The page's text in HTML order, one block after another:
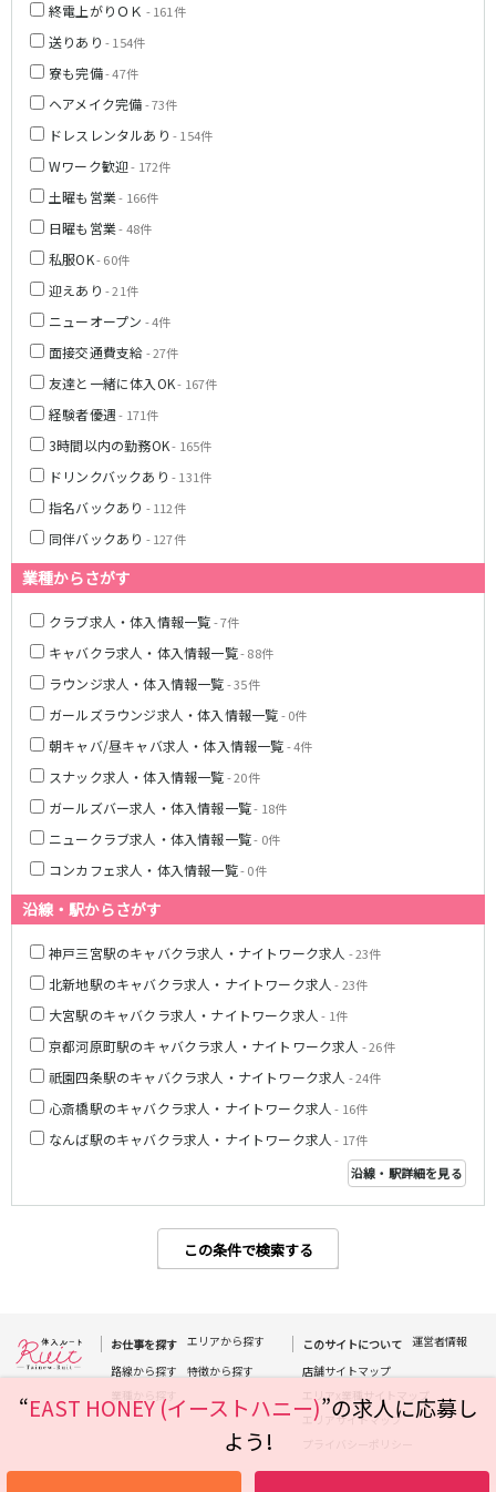
終電上がりＯＫ - 161件
送りあり - 154件
寮も完備- 47件
ヘアメイク完備- 73件
ドレスレンタルあり - 154件
Wワーク歓迎- 172件
土曜も営業- 166件
日曜も営業- 48件
私服OK- 60件
迎えあり - 21件
ニューオープン - 4件
面接交通費支給- 27件
友達と一緒に体入OK- 167件
経験者優遇- 171件
3時間以内の勤務OK- 165件
ドリンクバックあり - 131件
指名バックあり - 112件
同伴バックあり - 127件
業種からさがす
クラブ求人・体入情報一覧- 7件
キャバクラ求人・体入情報一覧- 88件
ラウンジ求人・体入情報一覧- 35件
ガールズラウンジ求人・体入情報一覧- 0件
朝キャバ/昼キャバ求人・体入情報一覧- 4件
スナック求人・体入情報一覧- 20件
ガールズバー求人・体入情報一覧- 18件
ニュークラブ求人・体入情報一覧- 0件
コンカフェ求人・体入情報一覧- 0件
沿線・駅からさがす
神戸三宮駅のキャバクラ求人・ナイトワーク求人 - 23件
北新地駅のキャバクラ求人・ナイトワーク求人 - 23件
大宮駅のキャバクラ求人・ナイトワーク求人 - 1件
京都河原町駅のキャバクラ求人・ナイトワーク求人 - 26件
祇園四条駅のキャバクラ求人・ナイトワーク求人 - 24件
心斎橋駅のキャバクラ求人・ナイトワーク求人 - 16件
なんば駅のキャバクラ求人・ナイトワーク求人 - 17件
沿線・駅詳細を見る
この条件で検索する
神戸三宮駅
十三駅
塚口駅
近鉄大阪線
大和八木駅
近鉄八尾駅
南海高野線(りんかんサンライン)
堺東駅
Osaka Metro谷町線
東梅田駅
守口駅
JR山陽本線(神戸線)(神戸～姫路)
姫路駅
明石駅
神戸駅
山陽電鉄本線
山陽姫路駅
播磨町駅
山陽明石駅
阪急宝塚本線
十三駅
阪神本線
神戸三宮駅
尼崎駅
西宮駅
出屋敷駅
福島駅
JR山陽本線(姫路～岡山)
姫路駅
JR大阪環状線
大阪駅
京橋駅
天満駅
弁天町駅
扇町駅
近鉄難波線
近鉄日本橋駅 布施駅
お仕事を探す エリアから探す
路線から探す
特徴から探す
業種から探す
このサイトについて
運営者情報
店舗サイトマップ
エリアx業種サイトマップ
エリアサイトマップ
“EAST HONEY (イーストハニー)”の求人に応募し
よう!